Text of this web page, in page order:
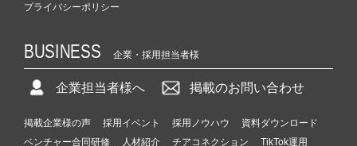
プライバシーポリシー
BUSINESS 企業・採用担当者様
企業担当者様へ 掲載のお問い合わせ
掲載企業様の声 採用イベント 採用ノウハウ
資料ダウンロード
ベンチャー合同研修
人材紹介 チアコネクション TikTok運用